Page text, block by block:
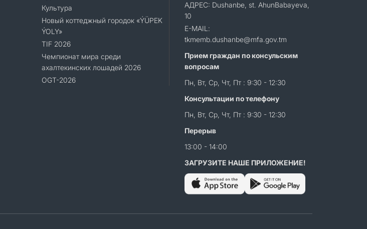
Культура
Новый коттеджный городок «ÝÜPEK
ÝOLY»
TIF 2026
Чемпионат мира среди
ахалтекинских лошадей 2026
OGT-2026
АДРЕС: Dushanbe, st. AhunBabayeva,
10
E-MAIL:
tkmemb.dushanbe@mfa.gov.tm
Прием граждан по консульским
вопросам
Пн, Вт, Ср, Чт, Пт : 9:30 - 12:30
Консультации по телефону
Пн, Вт, Ср, Чт, Пт : 9:30 - 12:30
Перерыв
13:00 - 14:00
ЗАГРУЗИТЕ НАШЕ ПРИЛОЖЕНИЕ!